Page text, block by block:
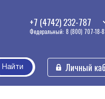
+7 (4742) 232-787
Федеральный: 8 (800) 707-18-
Найти Личный